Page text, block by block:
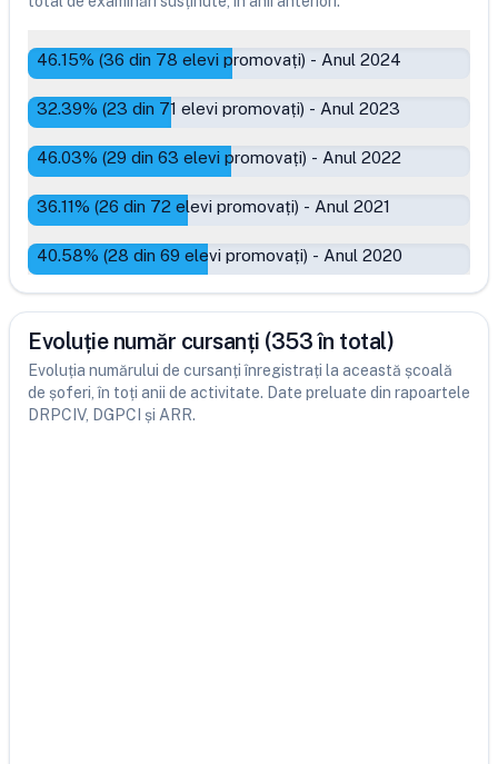
46.15% (36 din 78 elevi promovați) - Anul 2024
32.39% (23 din 71 elevi promovați) - Anul 2023
46.03% (29 din 63 elevi promovați) - Anul 2022
36.11% (26 din 72 elevi promovați) - Anul 2021
40.58% (28 din 69 elevi promovați) - Anul 2020
Evoluție număr cursanți (353 în total)
Evoluția numărului de cursanți înregistrați la această școală
de șoferi, în toți anii de activitate. Date preluate din rapoartele
DRPCIV, DGPCI și ARR.